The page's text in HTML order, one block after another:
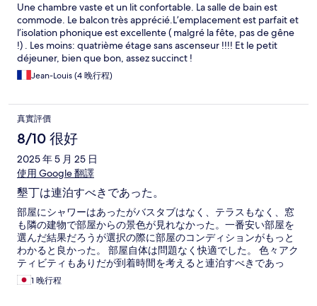
Une chambre vaste et un lit confortable. La salle de bain est
commode. Le balcon très apprécié.L’emplacement est parfait et
l’isolation phonique est excellente ( malgré la fête, pas de gêne
!) . Les moins: quatrième étage sans ascenseur !!!! Et le petit
déjeuner, bien que bon, assez succinct !
Jean-Louis (4 晚行程)
真實評價
8/10 很好
2025 年 5 月 25 日
使用 Google 翻譯
墾丁は連泊すべきであった。
部屋にシャワーはあったがバスタブはなく、テラスもなく、窓
も隣の建物で部屋からの景色が見れなかった。一番安い部屋を
選んだ結果だろうが選択の際に部屋のコンディションがもっと
わかると良かった。 部屋自体は問題なく快適でした。 色々アク
ティビティもありだが到着時間を考えると連泊すべきであっ
た。1 晚行程